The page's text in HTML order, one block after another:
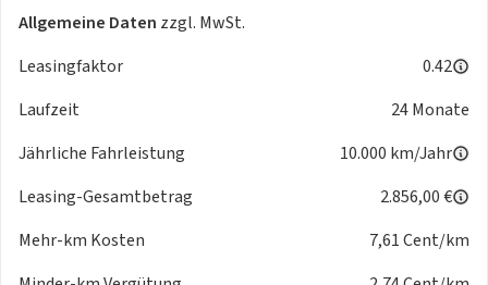
- Beifahrerairbag
- Beifahrerairbag-Deaktivierung
- Fahrerairbag
- Seitenairbags vorn
- Antriebsschlupfregelung (ASR)
- Bremsassistent (BAS)
- Fahrzeugfront mit Fußgängerschutz
- Multikollisionsbremse
- Seitenaufprallschutz
Allgemeine Daten zzgl. MwSt.
Leasingfaktor
0.42
Laufzeit
24 Monate
Jährliche Fahrleistung
10.000 km/Jahr
Leasing-Gesamtbetrag
2.856,00 €
Mehr-km Kosten
7,61 Cent/km